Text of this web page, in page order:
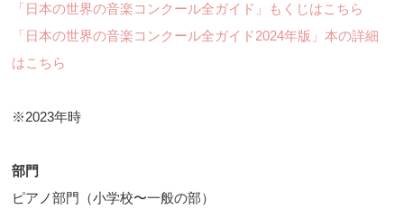
「日本の世界の音楽コンクール全ガイド」もくじはこちら
「日本の世界の音楽コンクール全ガイド2024年版」本の詳細
はこちら
※2023年時
部門
ピアノ部門（小学校〜一般の部）